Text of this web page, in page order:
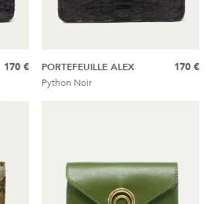
170 €
PORTEFEUILLE ALEX
Python Noir
170 €